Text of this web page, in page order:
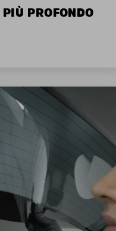
PROFONDO